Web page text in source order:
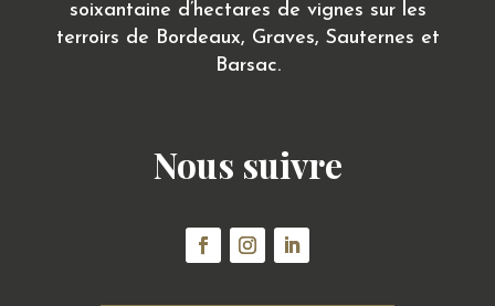
soixantaine d’hectares de vignes sur les
terroirs de Bordeaux, Graves, Sauternes et
Barsac.
Nous suivre